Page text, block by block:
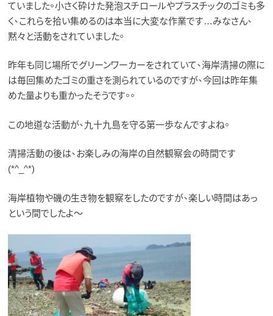
ていました。小さく砕けた発泡スチロールやプラスチックのゴミも多
く、これらを拾い集めるのは本当に大変な作業です…みなさん、
黙々と活動をされていました。
昨年も同じ場所でグリーンワーカーをされていて、海岸清掃の際に
は毎回集めたゴミの重さを測られているのですが、今回は昨年集
めた量よりも重かったそうです。。
この地道な活動が、九十九島を守る第一歩なんですよね。
清掃活動の後は、お楽しみの海岸の自然観察会の時間です
(*^_^*)
海岸植物や磯の生き物を観察をしたのですが、楽しい時間はあっ
という間でしたよ～